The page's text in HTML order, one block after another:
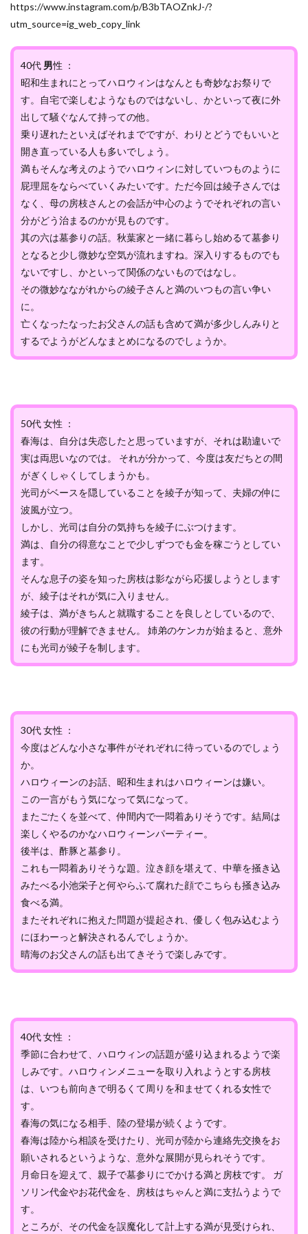
https://www.instagram.com/p/B3bTAOZnkJ-/?
utm_source=ig_web_copy_link
40代 男性 ：
昭和生まれにとってハロウィンはなんとも奇妙なお祭りで
す。自宅で楽しむようなものではないし、かといって夜に外
出して騒ぐなんて持っての他。
乗り遅れたといえばそれまでですが、わりとどうでもいいと
開き直っている人も多いでしょう。
満もそんな考えのようでハロウィンに対していつものように
屁理屈をならべていくみたいです。ただ今回は綾子さんでは
なく、母の房枝さんとの会話が中心のようでそれぞれの言い
分がどう治まるのかが見ものです。
其の六は墓参りの話。秋葉家と一緒に暮らし始めるて墓参り
となると少し微妙な空気が流れますね。深入りするものでも
ないですし、かといって関係のないものではなし。
その微妙なながれからの綾子さんと満のいつもの言い争い
に。
亡くなったなったお父さんの話も含めて満が多少しんみりと
するでようがどんなまとめになるのでしょうか。
50代 女性 ：
春海は、自分は失恋したと思っていますが、それは勘違いで
実は両思いなのでは。 それが分かって、今度は友だちとの間
がぎくしゃくしてしまうかも。
光司がベースを隠していることを綾子が知って、夫婦の仲に
波風が立つ。
しかし、光司は自分の気持ちを綾子にぶつけます。
満は、自分の得意なことで少しずつでも金を稼ごうとしてい
ます。
そんな息子の姿を知った房枝は影ながら応援しようとします
が、綾子はそれが気に入りません。
綾子は、満がきちんと就職することを良しとしているので、
彼の行動が理解できません。 姉弟のケンカが始まると、意外
にも光司が綾子を制します。
30代 女性 ：
今度はどんな小さな事件がそれぞれに待っているのでしょう
か。
ハロウィーンのお話、昭和生まれはハロウィーンは嫌い。
この一言がもう気になって気になって。
またごたくを並べて、仲間内で一悶着ありそうです。結局は
楽しくやるのかなハロウィーンパーティー。
後半は、酢豚と墓参り。
これも一悶着ありそうな題。泣き顔を堪えて、中華を掻き込
みたべる小池栄子と何やらふて腐れた顔でこちらも掻き込み
食べる満。
またそれぞれに抱えた問題が提起され、優しく包み込むよう
にほわーっと解決されるんでしょうか。
晴海のお父さんの話も出てきそうで楽しみです。
40代 女性 ：
季節に合わせて、ハロウィンの話題が盛り込まれるようで楽
しみです。ハロウィンメニューを取り入れようとする房枝
は、いつも前向きで明るくて周りを和ませてくれる女性で
す。
春海の気になる相手、陸の登場が続くようです。
春海は陸から相談を受けたり、光司が陸から連絡先交換をお
願いされるというような、意外な展開が見られそうです。
月命日を迎えて、親子で墓参りにでかける満と房枝です。 ガ
ソリン代金やお花代金を、房枝はちゃんと満に支払うようで
す。
ところが、その代金を誤魔化して計上する満が見受けられ、